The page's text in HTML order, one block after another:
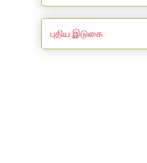
புதிய இடுகை